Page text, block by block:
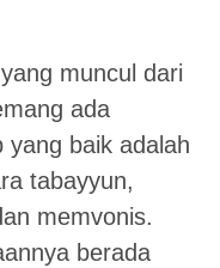
muncul dari
ada
yang baik adalah
tabayyun,
memvonis.
berada